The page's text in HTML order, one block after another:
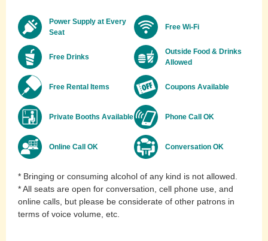
Power Supply at Every
Seat
Free Wi-Fi
Free Drinks
Outside Food & Drinks
Allowed
Free Rental Items Coupons Available
Private Booths Available Phone Call OK
Online Call OK Conversation OK
* Bringing or consuming alcohol of any kind is not allowed.
* All seats are open for conversation, cell phone use, and
online calls, but please be considerate of other patrons in
terms of voice volume, etc.